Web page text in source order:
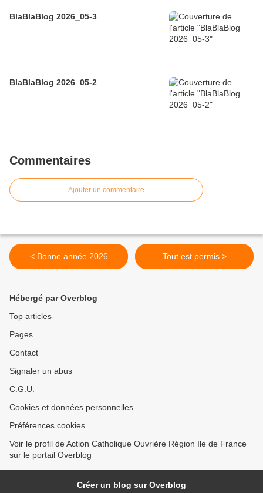
BlaBlaBlog 2026_05-3
BlaBlaBlog 2026_05-2
Commentaires
Ajouter un commentaire
< Bonne année 2026 Tout est permis >
Hébergé par Overblog
Top articles
Pages
Contact
Signaler un abus
C.G.U.
Cookies et données personnelles
Préférences cookies
Voir le profil de Action Catholique Ouvrière Région Ile de France
sur le portail Overblog
Créer un blog sur Overblog